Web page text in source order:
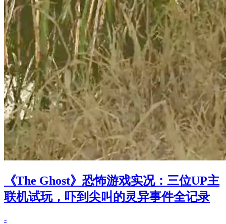
《The Ghost》恐怖游戏实况：三位UP主
联机试玩，吓到尖叫的灵异事件全记录
-